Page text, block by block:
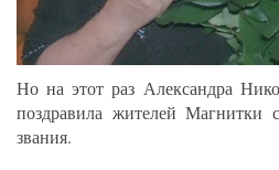
Но на этот раз Александра
поздравила жителей Магнитки
звания.